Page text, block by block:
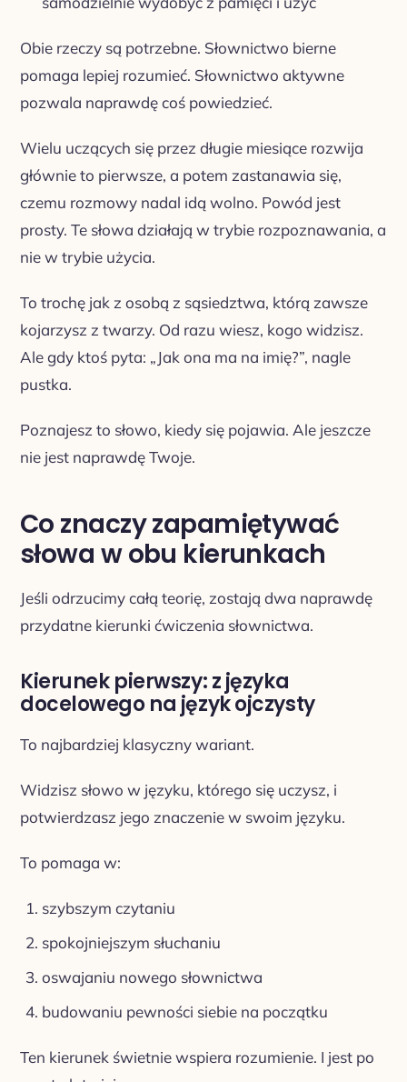
Obie rzeczy są potrzebne. Słownictwo bierne
pomaga lepiej rozumieć. Słownictwo aktywne
pozwala naprawdę coś powiedzieć.
Wielu uczących się przez długie miesiące rozwija
głównie to pierwsze, a potem zastanawia się,
czemu rozmowy nadal idą wolno. Powód jest
prosty. Te słowa działają w trybie rozpoznawania, a
nie w trybie użycia.
To trochę jak z osobą z sąsiedztwa, którą zawsze
kojarzysz z twarzy. Od razu wiesz, kogo widzisz.
Ale gdy ktoś pyta: „Jak ona ma na imię?”, nagle
pustka.
Poznajesz to słowo, kiedy się pojawia. Ale jeszcze
nie jest naprawdę Twoje.
Co znaczy zapamiętywać
słowa w obu kierunkach
Jeśli odrzucimy całą teorię, zostają dwa naprawdę
przydatne kierunki ćwiczenia słownictwa.
Kierunek pierwszy: z języka
docelowego na język ojczysty
To najbardziej klasyczny wariant.
Widzisz słowo w języku, którego się uczysz, i
potwierdzasz jego znaczenie w swoim języku.
To pomaga w:
szybszym czytaniu
spokojniejszym słuchaniu
oswajaniu nowego słownictwa
budowaniu pewności siebie na początku
Ten kierunek świetnie wspiera rozumienie. I jest po